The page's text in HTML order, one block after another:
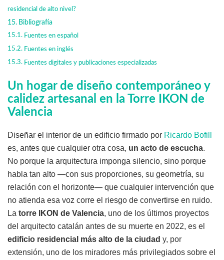
residencial de alto nivel?
Bibliografía
Fuentes en español
Fuentes en inglés
Fuentes digitales y publicaciones especializadas
Un hogar de diseño contemporáneo y
calidez artesanal en la Torre IKON de
Valencia
Diseñar el interior de un edificio firmado por Ricardo Bofill
es, antes que cualquier otra cosa, un acto de escucha.
No porque la arquitectura imponga silencio, sino porque
habla tan alto —con sus proporciones, su geometría, su
relación con el horizonte— que cualquier intervención que
no atienda esa voz corre el riesgo de convertirse en ruido.
La torre IKON de Valencia, uno de los últimos proyectos
del arquitecto catalán antes de su muerte en 2022, es el
edificio residencial más alto de la ciudad y, por
extensión, uno de los miradores más privilegiados sobre el